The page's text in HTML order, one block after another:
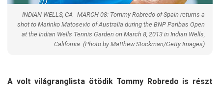
INDIAN WELLS, CA - MARCH 08: Tommy Robredo of Spain returns a
shot to Marinko Matosevic of Australia during the BNP Paribas Open
at the Indian Wells Tennis Garden on March 8, 2013 in Indian Wells,
California. (Photo by Matthew Stockman/Getty Images)
A volt világranglista ötödik Tommy Robredo is részt